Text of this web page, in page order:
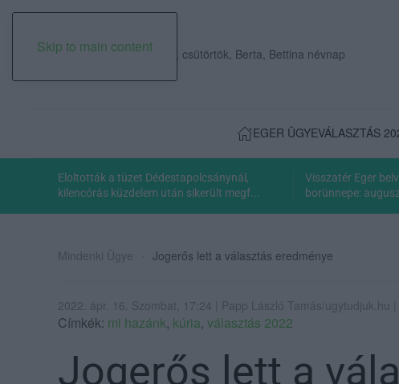
Skip to main content
2026. augusztus 06., csütörtök, Berta, Bettina névnap
EGER ÜGYEVÁLASZTÁS
Eloltották a tüzet Dédestapolcsánynál,
kilencórás küzdelem után sikerült megf...
Visszatér Eger
borünnepe:
Mindenki Ügye Jogerős lett a választás eredménye
2022. ápr. 16. Szombat, 17:24 | Papp László Tamás/ugytudjuk.hu
Címkék: mi hazánk, kúria, választás 2022
Jogerős lett a